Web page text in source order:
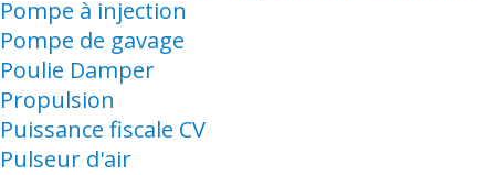
Pompe à injection
Pompe de gavage
Poulie Damper
Propulsion
Puissance fiscale CV
Pulseur d'air